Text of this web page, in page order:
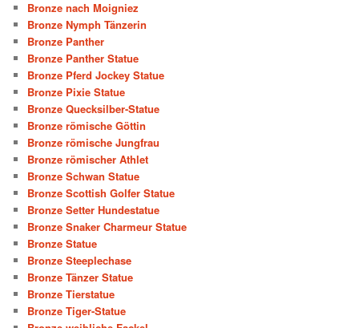
Bronze nach Moigniez
Bronze Nymph Tänzerin
Bronze Panther
Bronze Panther Statue
Bronze Pferd Jockey Statue
Bronze Pixie Statue
Bronze Quecksilber-Statue
Bronze römische Göttin
Bronze römische Jungfrau
Bronze römischer Athlet
Bronze Schwan Statue
Bronze Scottish Golfer Statue
Bronze Setter Hundestatue
Bronze Snaker Charmeur Statue
Bronze Statue
Bronze Steeplechase
Bronze Tänzer Statue
Bronze Tierstatue
Bronze Tiger-Statue